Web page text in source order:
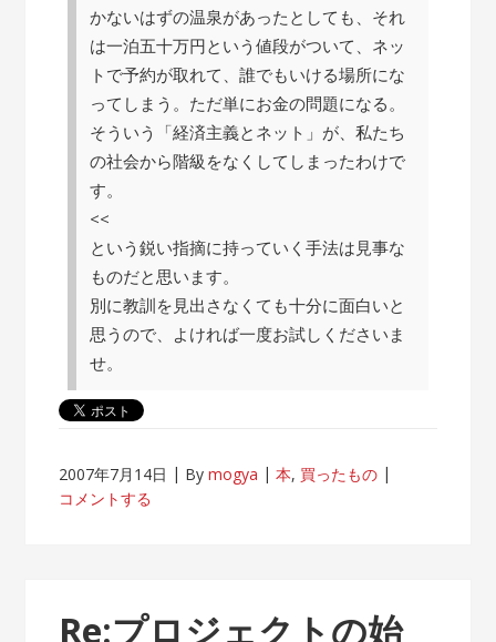
かないはずの温泉があったとしても、それ
は一泊五十万円という値段がついて、ネッ
トで予約が取れて、誰でもいける場所にな
ってしまう。ただ単にお金の問題になる。
そういう「経済主義とネット」が、私たち
の社会から階級をなくしてしまったわけで
す。
<<
という鋭い指摘に持っていく手法は見事な
ものだと思います。
別に教訓を見出さなくても十分に面白いと
思うので、よければ一度お試しくださいま
せ。
2007年7月14日 Bymogya 本, 買ったもの
コメントする
Re:プロジェクトの始